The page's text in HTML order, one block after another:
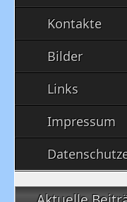
Kontakte
Bilder
Links
Impressum